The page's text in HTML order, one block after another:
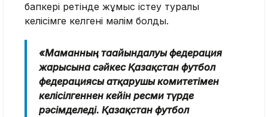
бапкері ретінде жұмыс істеу туралы
келісімге келгені мәлім болды.
«Маманның тағайындалуы федерация
жарғысына сәйкес Қазақстан футбол
федерациясы атқарушы комитетімен
келісілгеннен кейін ресми түрде
рәсімделеді. Қазақстан футбол